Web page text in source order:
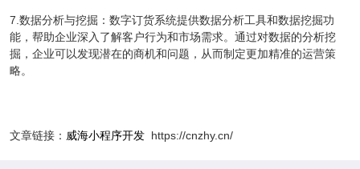
7.数据分析与挖掘：数字订货系统提供数据分析工具和数据挖掘功
能，帮助企业深入了解客户行为和市场需求。通过对数据的分析挖
掘，企业可以发现潜在的商机和问题，从而制定更加精准的运营策
略。
文章链接： 威海小程序开发 https://cnzhy.cn/